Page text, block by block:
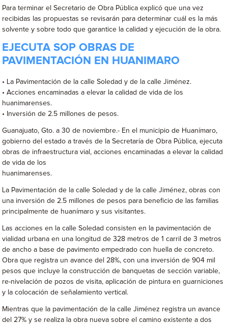
Para terminar el Secretario de Obra Pública explicó que una vez
recibidas las propuestas se revisarán para determinar cuál es la más
solvente y sobre todo que garantice la calidad y ejecución de la obra.
EJECUTA SOP OBRAS DE
PAVIMENTACIÓN EN HUANIMARO
• La Pavimentación de la calle Soledad y de la calle Jiménez.
• Acciones encaminadas a elevar la calidad de vida de los
huanimarenses.
• Inversión de 2.5 millones de pesos.
Guanajuato, Gto. a 30 de noviembre.- En el municipio de Huanímaro,
gobierno del estado a través de la Secretaría de Obra Pública, ejecuta
obras de infraestructura vial, acciones encaminadas a elevar la calidad
de vida de los
huanimarenses.
La Pavimentación de la calle Soledad y de la calle Jiménez, obras con
una inversión de 2.5 millones de pesos para beneficio de las familias
principalmente de huanímaro y sus visitantes.
Las acciones en la calle Soledad consisten en la pavimentación de
vialidad urbana en una longitud de 328 metros de 1 carril de 3 metros
de ancho a base de pavimento empedrado con huella de concreto.
Obra que registra un avance del 28%, con una inversión de 904 mil
pesos que incluye la construcción de banquetas de sección variable,
re-nivelación de pozos de visita, aplicación de pintura en guarniciones
y la colocación de señalamiento vertical.
Mientras que la pavimentación de la calle Jiménez registra un avance
del 27% y se realiza la obra nueva sobre el camino existente a dos